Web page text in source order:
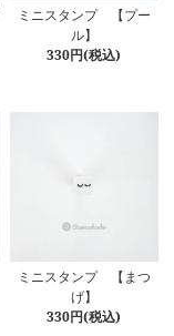
ミニスタンプ 【プー
ル】
330円(税込)
ミニスタンプ 【まつ
げ】
330円(税込)